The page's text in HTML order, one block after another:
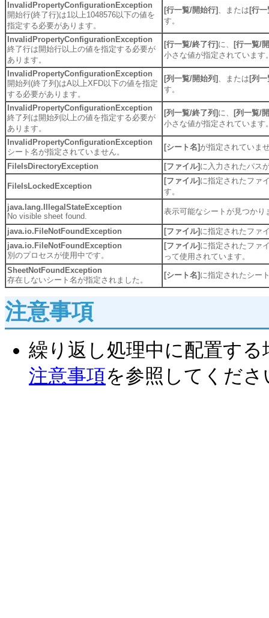
InvalidPropertyConfigurationException
開始行(終了行)は1以上1048576以下の値を
指定する必要があります。
[行一覧/開始行] 、または [行
す。
InvalidPropertyConfigurationException
終了行は開始行以上の値を指定する必要が
あります。
[行一覧/終了行] に、
[行一覧/
小さな値が指定されています
InvalidPropertyConfigurationException
開始列(終了列)はA以上XFD以下の値を指定
する必要があります。
[列一覧/開始列] 、または [列
す。
InvalidPropertyConfigurationException
終了列は開始列以上の値を指定する必要が
あります。
[列一覧/終了列] に、
[列一覧/
小さな値が指定されています
InvalidPropertyConfigurationException
シート名が指定されていません。
[シート名] が指定されていま
FileIsDirectoryException [ファイル] に入力されたパス
FileIsLockedException
[ファイル] に指定されたファ
す。
java.lang.IllegalStateException
No visible sheet found.
表示可能なシートが見つかり
java.io.FileNotFoundException [ファイル] に指定されたファ
java.io.FileNotFoundException
別のプロセスが使用中です。
[ファイル] に指定されたファ
って使用されています。
SheetNotFoundException
存在しないシート名が指定されました。
[シート名] に指定されたシー
注意事項
繰り返し処理中に配置する
注意事項を参照してくださ